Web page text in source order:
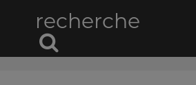
recherche